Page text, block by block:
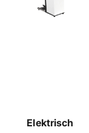
Elektrisch